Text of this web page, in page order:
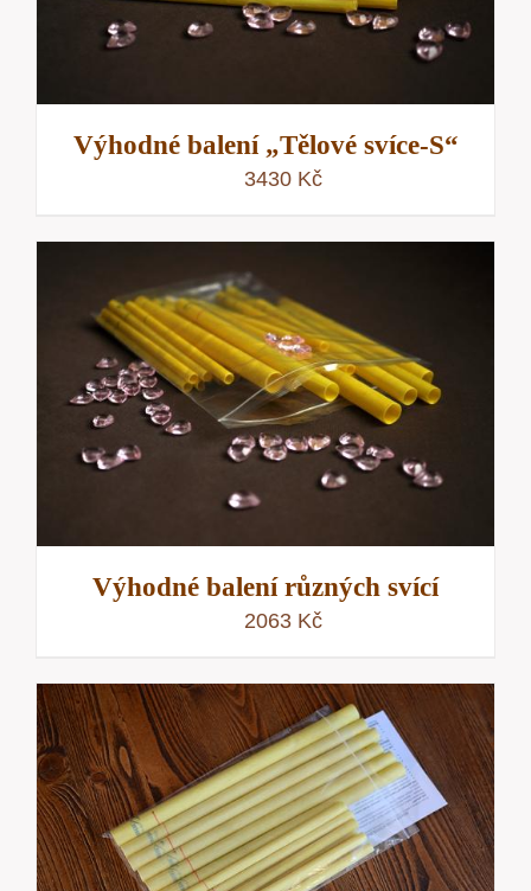
Výhodné balení „Tělové svíce-S“
3430 Kč
Výhodné balení různých svící
2063 Kč